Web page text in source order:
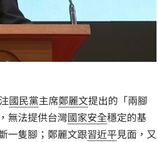
國民黨主席鄭麗文提出的「兩腳
無法提供台灣國家安全穩定的基
一隻腳；鄭麗文跟習近平見面，又